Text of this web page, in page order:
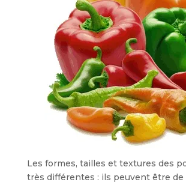
Les formes, tailles et textures des
très différentes : ils peuvent être de